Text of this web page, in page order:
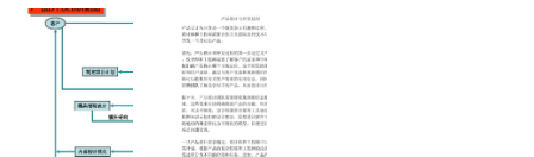
路径探析
设计 提升
视觉与功能
性的核心艺
术